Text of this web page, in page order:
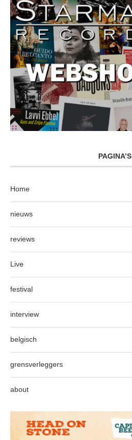
PAGINA’S
Home
nieuws
reviews
Live
festival
interview
belgisch
grensverleggers
about